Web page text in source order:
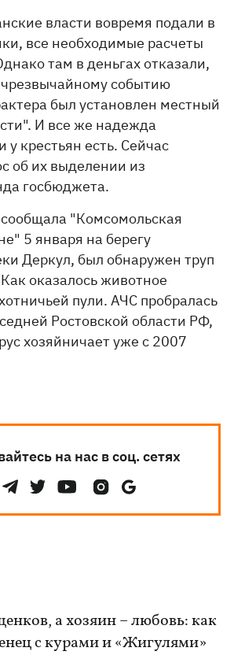
власти вовремя подали в
все необходимые расчеты
там в деньгах отказали,
событию
был установлен местный
И все же надежда
у крестьян есть. Сейчас
об их выделении из
госбюджета.
"Комсомольская
5 января на берегу
Деркул, был обнаружен труп
оказалось животное
пули. АЧС пробралась
Ростовской области РФ,
хозяйничает уже с 2007
на нас в соц. сетях
а хозяин – любовь: как
с курами и «Жигулями»